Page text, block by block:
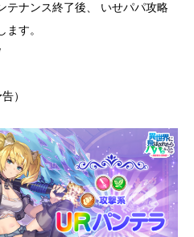
テナンス終了後、 いせパパ攻略
す。
）